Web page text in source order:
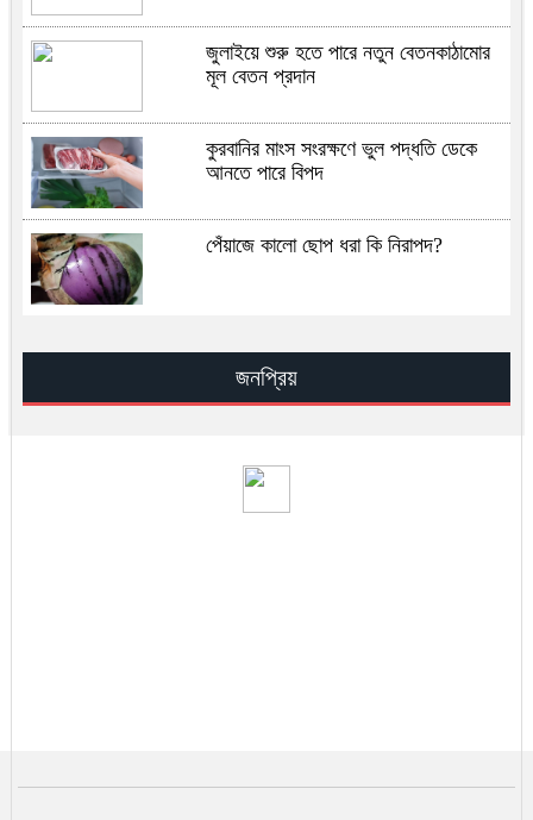
জুলাইয়ে শুরু হতে পারে নতুন বেতনকাঠামোর
মূল বেতন প্রদান
কুরবানির মাংস সংরক্ষণে ভুল পদ্ধতি ডেকে
আনতে পারে বিপদ
পেঁয়াজে কালো ছোপ ধরা কি নিরাপদ?
সহিহ হাদিসের আলোকে জান্নাতের সুসংবাদ
শনাক্তের রহস্য
জনপ্রিয়